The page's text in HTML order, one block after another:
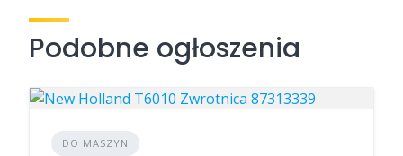
Podobne ogłoszenia
DO MASZYN